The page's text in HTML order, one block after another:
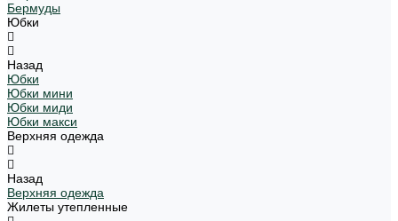
Бермуды
Юбки
Назад
Юбки
Юбки мини
Юбки миди
Юбки макси
Верхняя одежда
Назад
Верхняя одежда
Жилеты утепленные